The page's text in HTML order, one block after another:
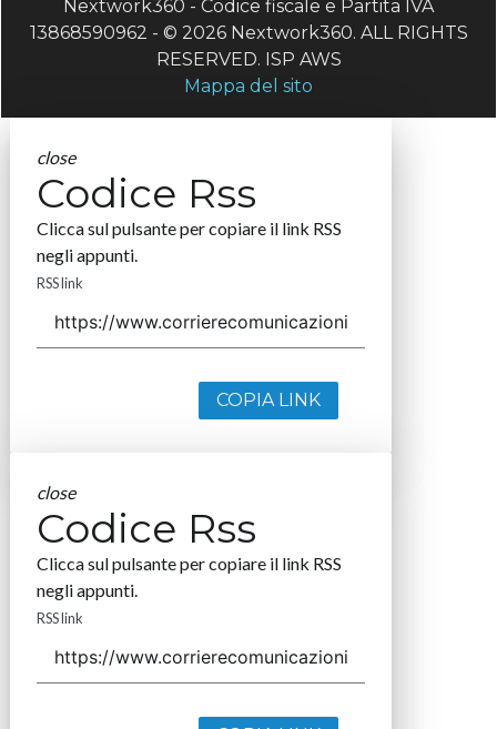
Nextwork360 - Codice fiscale e Partita IVA
13868590962 - © 2026 Nextwork360. ALL RIGHTS
RESERVED. ISP AWS
Mappa del sito
close
Codice Rss
Clicca sul pulsante per copiare il link RSS
negli appunti.
RSS link
COPIA LINK
close
Codice Rss
Clicca sul pulsante per copiare il link RSS
negli appunti.
RSS link